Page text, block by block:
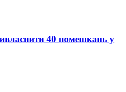
40 помешкань у